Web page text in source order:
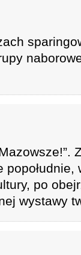
po
wystawy